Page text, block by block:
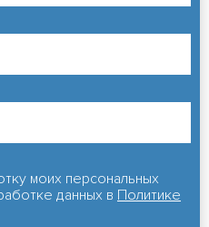
моих персональных
данных в Политике